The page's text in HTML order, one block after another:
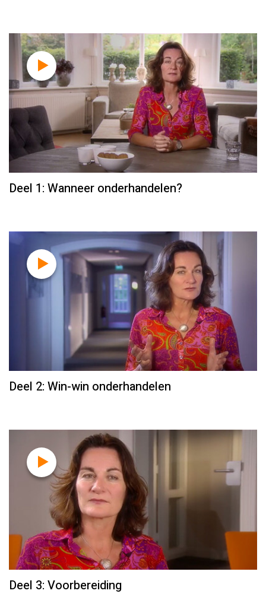
Deel 1: Wanneer onderhandelen?
Deel 2: Win-win onderhandelen
Deel 3: Voorbereiding